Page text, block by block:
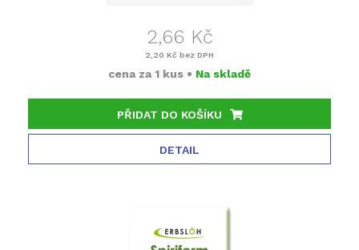
2,66 Kč
2,20 Kč bez DPH
cena za 1 kus • Na skladě
PŘIDAT DO KOŠÍKU
DETAIL